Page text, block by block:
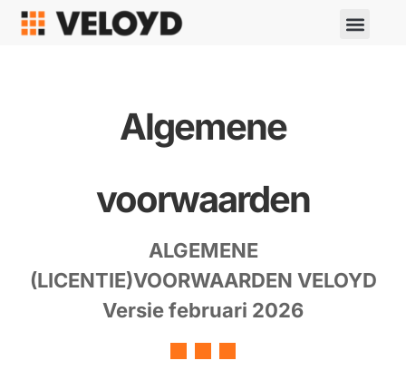
Algemene
voorwaarden
ALGEMENE
(LICENTIE)VOORWAARDEN VELOYD
Versie februari 2026